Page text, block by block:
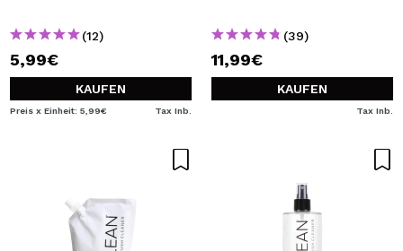
(12)
5,99€
KAUFEN
Preis x Einheit: 5,99€ Tax Inb.
(39)
11,99€
KAUFEN
Tax Inb.